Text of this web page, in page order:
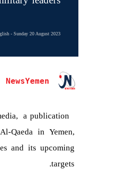
- Sunday 20 August 2023 الساعة 08:10 pm
a publication
Qaeda in Yemen,
and its upcoming
targets.